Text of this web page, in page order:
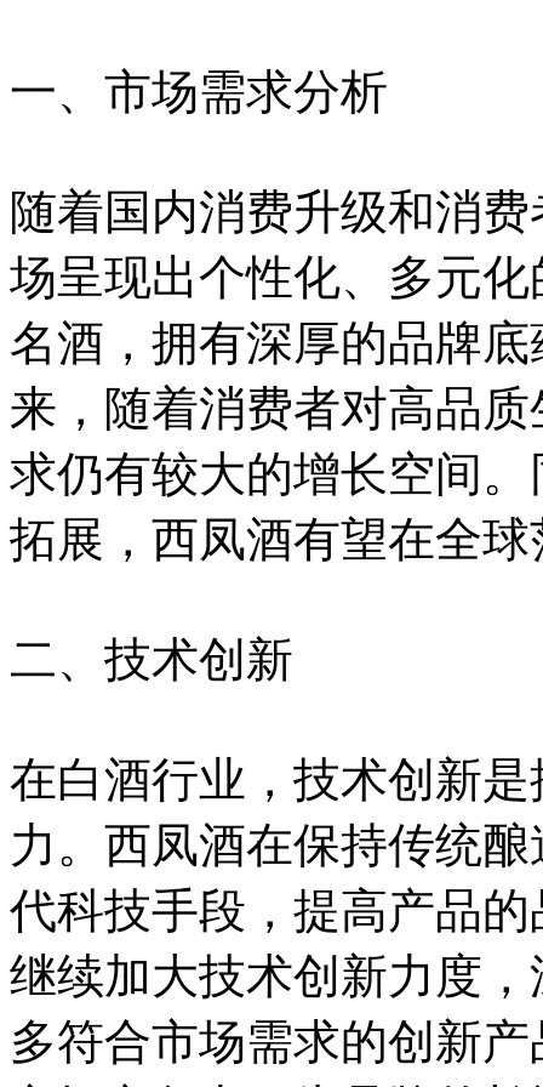
一、市场需求分析
随着国内消费升级和消
场呈现出个性化、多元
名酒，拥有深厚的品牌
来，随着消费者对高品
求仍有较大的增长空间
拓展，西凤酒有望在全
二、技术创新
在白酒行业，技术创新
力。西凤酒在保持传统
代科技手段，提高产品
继续加大技术创新力度
多符合市场需求的创新